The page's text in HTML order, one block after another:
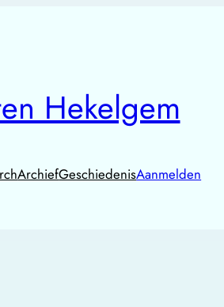
Hekelgem
ArchiefGeschiedenisAanmelden